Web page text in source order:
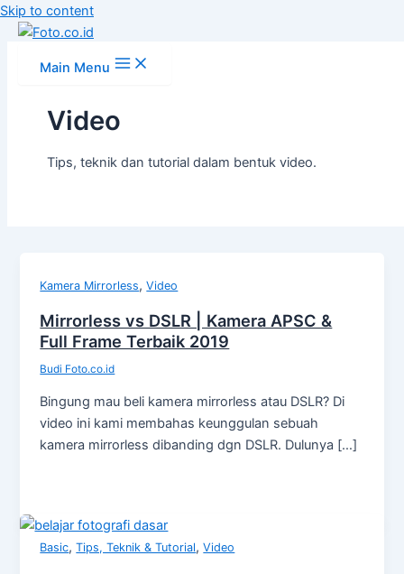
Skip to content
Main Menu
Video
Tips, teknik dan tutorial dalam bentuk video.
Kamera Mirrorless,Video
Mirrorless vs DSLR | Kamera APSC &
Full Frame Terbaik 2019
Budi Foto.co.id
Bingung mau beli kamera mirrorless atau DSLR? Di
video ini kami membahas keunggulan sebuah
kamera mirrorless dibanding dgn DSLR. Dulunya […]
Basic,Tips, Teknik & Tutorial,Video